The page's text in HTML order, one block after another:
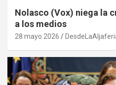
Nolasco (Vox) niega la
a los medios
28 mayo 2026